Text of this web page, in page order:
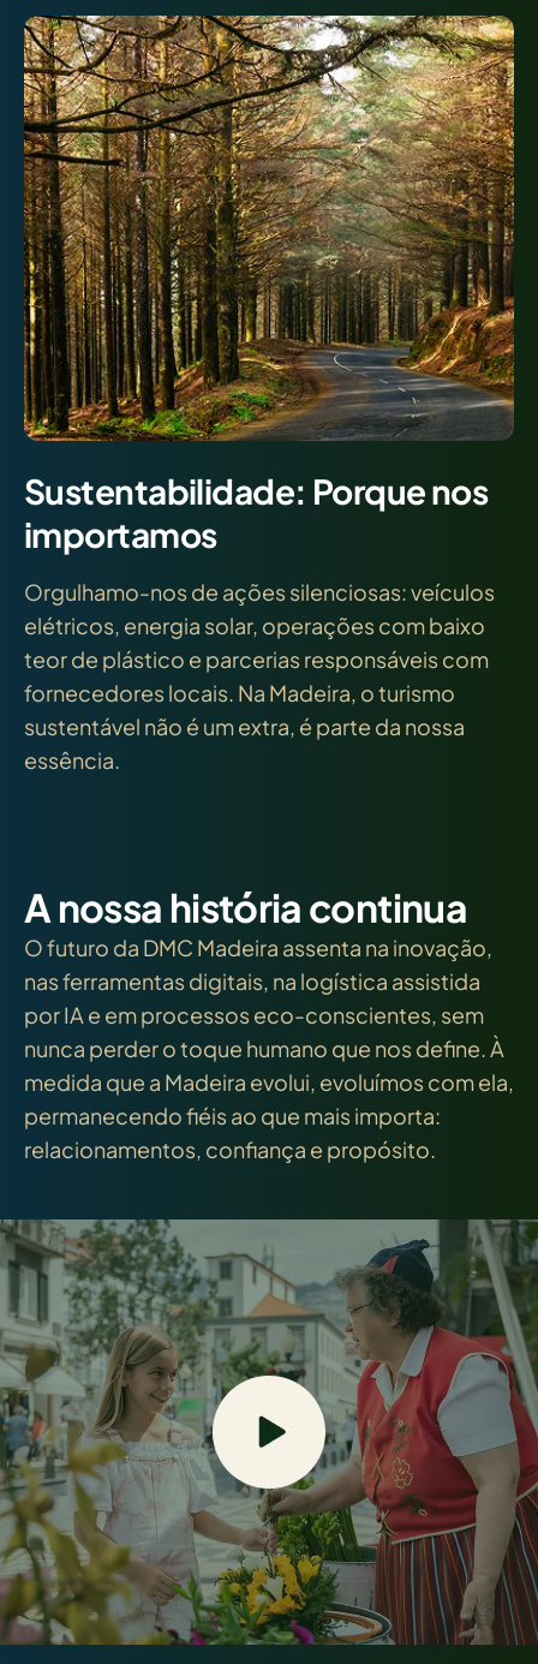
Sustentabilidade: Porque nos
importamos
Orgulhamo-nos de ações silenciosas: veículos
elétricos, energia solar, operações com baixo
teor de plástico e parcerias responsáveis com
fornecedores locais. Na Madeira, o turismo
sustentável não é um extra, é parte da nossa
essência.
A nossa história continua
O futuro da DMC Madeira assenta na inovação,
nas ferramentas digitais, na logística assistida
por IA e em processos eco-conscientes, sem
nunca perder o toque humano que nos define. À
medida que a Madeira evolui, evoluímos com ela,
permanecendo fiéis ao que mais importa:
relacionamentos, confiança e propósito.